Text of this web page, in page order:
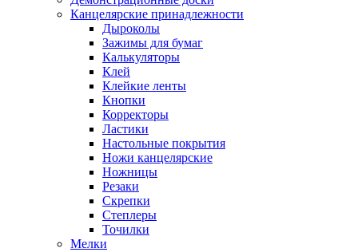
Канцелярские принадлежности
Дыроколы
Зажимы для бумаг
Калькуляторы
Клей
Клейкие ленты
Кнопки
Корректоры
Ластики
Настольные покрытия
Ножи канцелярские
Ножницы
Резаки
Скрепки
Степлеры
Точилки
Мелки